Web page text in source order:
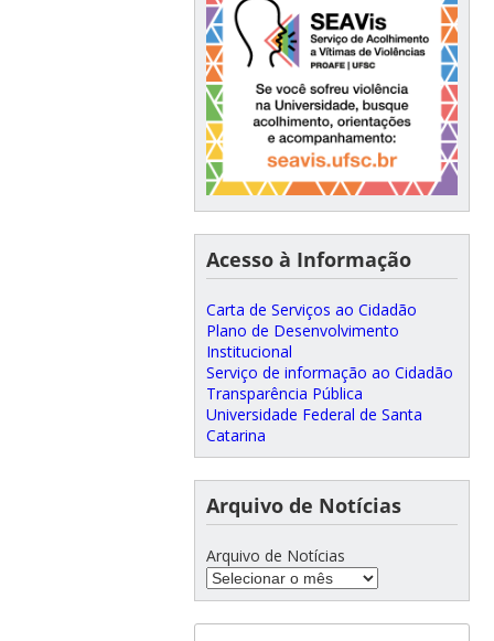
Acesso à Informação
Carta de Serviços ao Cidadão
Plano de Desenvolvimento
Institucional
Serviço de informação ao Cidadão
Transparência Pública
Universidade Federal de Santa
Catarina
Arquivo de Notícias
Arquivo de Notícias